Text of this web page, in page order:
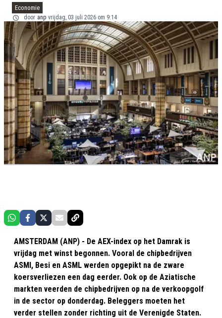
Economie
door anp vrijdag, 03 juli 2026 om 9:14
AMSTERDAM (ANP) - De AEX-index op het Damrak is
vrijdag met winst begonnen. Vooral de chipbedrijven
ASMI, Besi en ASML werden opgepikt na de zware
koersverliezen een dag eerder. Ook op de Aziatische
markten veerden de chipbedrijven op na de verkoopgolf
in de sector op donderdag. Beleggers moeten het
verder stellen zonder richting uit de Verenigde Staten.